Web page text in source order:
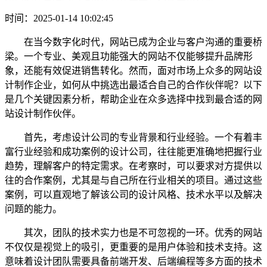
时间：2025-01-14 10:02:45
在当今数字化时代，网站已成为企业与客户沟通的重要桥
梁。一个专业、美观且功能强大的网站不仅能够提升品牌形
象，还能有效促进销售转化。然而，面对市场上众多的网站设
计制作企业，如何从中挑选出最适合自己的合作伙伴呢？以下
是几个关键因素分析，帮助企业在众多选择中找到最合适的网
站设计制作伙伴。
首先，考虑设计公司的专业背景和行业经验。一个有着丰
富行业经验和成功案例的设计公司，往往能更准确地把握行业
趋势，理解客户的特定需求。在考察时，可以要求对方提供以
往的合作案例，尤其是与自己所在行业相关的项目。通过这些
案例，可以直观地了解该公司的设计风格、技术水平以及解决
问题的能力。
其次，团队的技术实力也是不可忽视的一环。优秀的网站
不仅仅是视觉上的吸引，更重要的是用户体验和技术支持。这
意味着设计团队需要具备前端开发、后端编程等多方面的技术